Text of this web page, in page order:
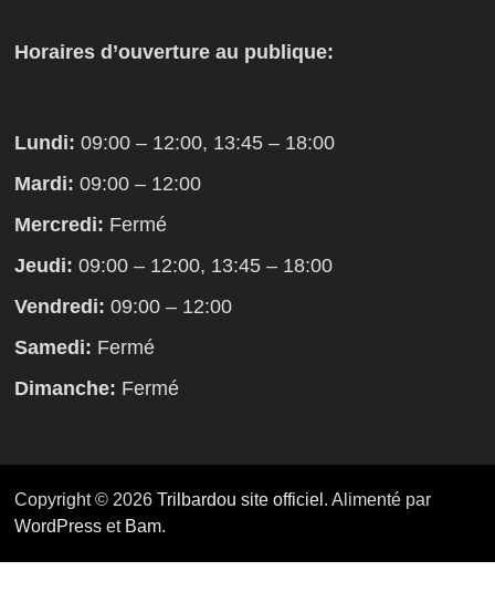
Horaires d’ouverture au publique:
Lundi: 09:00 – 12:00, 13:45 – 18:00
Mardi: 09:00 – 12:00
Mercredi: Fermé
Jeudi: 09:00 – 12:00, 13:45 – 18:00
Vendredi: 09:00 – 12:00
Samedi: Fermé
Dimanche: Fermé
Copyright © 2026Trilbardou site officiel . Alimenté par
WordPress et Bam.